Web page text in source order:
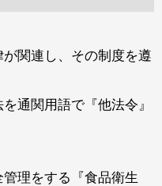
関連し、その制度を遵
通関用語で『他法令』
理をする『食品衛生